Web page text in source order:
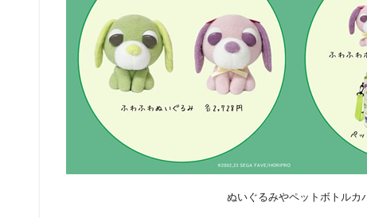
ぬいぐるみやペットボトルカ